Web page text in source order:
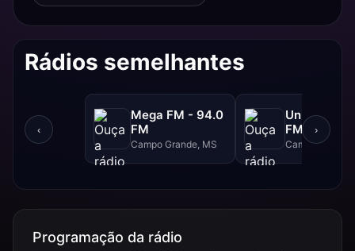
Rádios semelhantes
‹
Mega FM - 94.0
FM
Campo Grande, MS
Uniderp -
FM
Campo
›
Programação da rádio